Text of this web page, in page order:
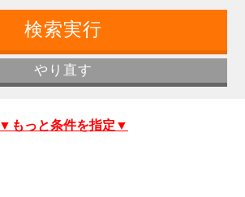
▼もっと条件を指定▼